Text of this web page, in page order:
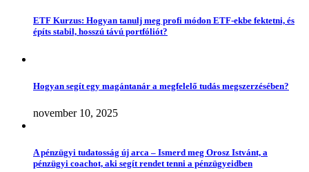
ETF Kurzus: Hogyan tanulj meg profi módon ETF-ekbe fektetni, és
építs stabil, hosszú távú portfóliót?
Hogyan segít egy magántanár a megfelelő tudás megszerzésében?
november 10, 2025
A pénzügyi tudatosság új arca – Ismerd meg Orosz Istvánt, a
pénzügyi coachot, aki segít rendet tenni a pénzügyeidben